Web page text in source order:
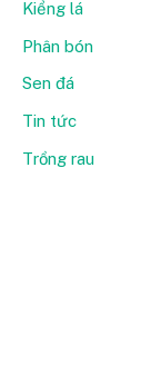
Kiểng lá
Phân bón
Sen đá
Tin tức
Trồng rau